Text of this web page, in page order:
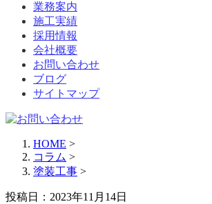
業務案内
施工実績
採用情報
会社概要
お問い合わせ
ブログ
サイトマップ
HOME >
コラム >
塗装工事 >
投稿日：2023年11月14日